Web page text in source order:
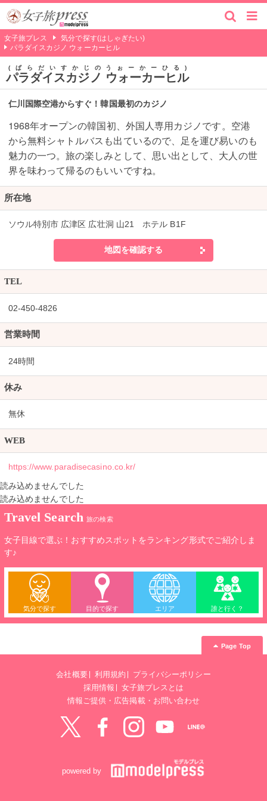
女子旅プレス
気分で探す(はしゃぎたい)
パラダイスカジノ ウォーカーヒル
パラダイスカジノ ウォーカーヒル
ぱらだいすかじのうぉーかーひる
仁川国際空港からすぐ！韓国最初のカジノ
1968年オープンの韓国初、外国人専用カジノです。空港
から無料シャトルバスも出ているので、足を運び易いのも
魅力の一つ。旅の楽しみとして、思い出として、大人の世
界を味わって帰るのもいいですね。
所在地
ソウル特別市 広津区 広壮洞 山21 ホテル B1F
地図を確認する
TEL
02-450-4826
営業時間
24時間
休み
無休
WEB
https://www.paradisecasino.co.kr/
読み込めませんでした
読み込めませんでした
Travel Search 旅の検索
女子目線で選ぶ！おすすめスポットをランキング形式でご紹介しま
す♪
気分で探す 目的で探す エリア 誰と行く？
Page Top
会社概要 利用規約
プライバシーポリシー
採用情報
女子旅プレスとは
情報ご提供・広告掲載・お問い合わせ
powered by